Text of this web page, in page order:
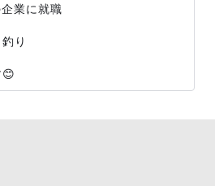
業に就職
り